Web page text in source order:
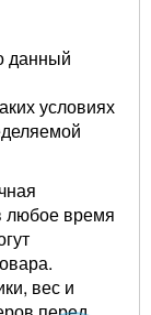
данный
условиях
любое время
вес и